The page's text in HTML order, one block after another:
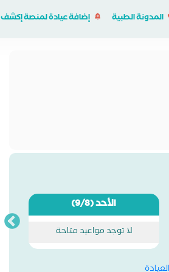
المدونة الطبية إضافة عيادة لمنصة إكشف
الأحد(9/8)
لا توجد مواعيد متاحة